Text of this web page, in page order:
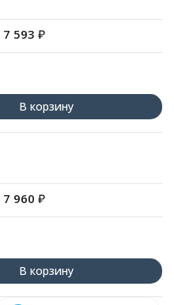
7 593 ₽
В корзину
7 960 ₽
В корзину